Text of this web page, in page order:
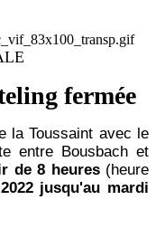
fermée
la Toussaint avec le
entre Bousbach et
de 8 heures (heure
jusqu'au mardi